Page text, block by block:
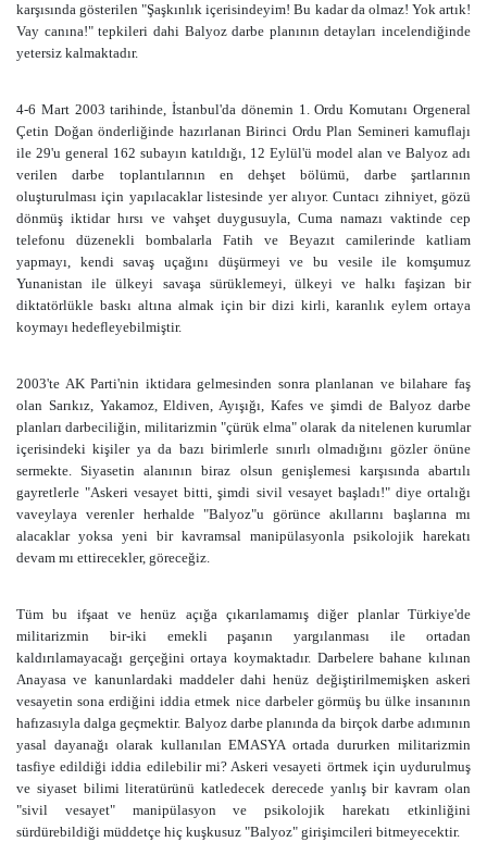
karşısında gösterilen "Şaşkınlık içerisindeyim! Bu kadar da olmaz! Yok artık!
Vay canına!" tepkileri dahi Balyoz darbe planının detayları incelendiğinde
yetersiz kalmaktadır.
4-6 Mart 2003 tarihinde, İstanbul'da dönemin 1. Ordu Komutanı Orgeneral
Çetin Doğan önderliğinde hazırlanan Birinci Ordu Plan Semineri kamuflajı
ile 29'u general 162 subayın katıldığı, 12 Eylül'ü model alan ve Balyoz adı
verilen darbe toplantılarının en dehşet bölümü, darbe şartlarının
oluşturulması için yapılacaklar listesinde yer alıyor. Cuntacı zihniyet, gözü
dönmüş iktidar hırsı ve vahşet duygusuyla, Cuma namazı vaktinde cep
telefonu düzenekli bombalarla Fatih ve Beyazıt camilerinde katliam
yapmayı, kendi savaş uçağını düşürmeyi ve bu vesile ile komşumuz
Yunanistan ile ülkeyi savaşa sürüklemeyi, ülkeyi ve halkı faşizan bir
diktatörlükle baskı altına almak için bir dizi kirli, karanlık eylem ortaya
koymayı hedefleyebilmiştir.
2003'te AK Parti'nin iktidara gelmesinden sonra planlanan ve bilahare faş
olan Sarıkız, Yakamoz, Eldiven, Ayışığı, Kafes ve şimdi de Balyoz darbe
planları darbeciliğin, militarizmin "çürük elma" olarak da nitelenen kurumlar
içerisindeki kişiler ya da bazı birimlerle sınırlı olmadığını gözler önüne
sermekte. Siyasetin alanının biraz olsun genişlemesi karşısında abartılı
gayretlerle "Askeri vesayet bitti, şimdi sivil vesayet başladı!" diye ortalığı
vaveylaya verenler herhalde "Balyoz"u görünce akıllarını başlarına mı
alacaklar yoksa yeni bir kavramsal manipülasyonla psikolojik harekatı
devam mı ettirecekler, göreceğiz.
Tüm bu ifşaat ve henüz açığa çıkarılamamış diğer planlar Türkiye'de
militarizmin bir-iki emekli paşanın yargılanması ile ortadan
kaldırılamayacağı gerçeğini ortaya koymaktadır. Darbelere bahane kılınan
Anayasa ve kanunlardaki maddeler dahi henüz değiştirilmemişken askeri
vesayetin sona erdiğini iddia etmek nice darbeler görmüş bu ülke insanının
hafızasıyla dalga geçmektir. Balyoz darbe planında da birçok darbe adımının
yasal dayanağı olarak kullanılan EMASYA ortada dururken militarizmin
tasfiye edildiği iddia edilebilir mi? Askeri vesayeti örtmek için uydurulmuş
ve siyaset bilimi literatürünü katledecek derecede yanlış bir kavram olan
"sivil vesayet" manipülasyon ve psikolojik harekatı etkinliğini
sürdürebildiği müddetçe hiç kuşkusuz "Balyoz" girişimcileri bitmeyecektir.